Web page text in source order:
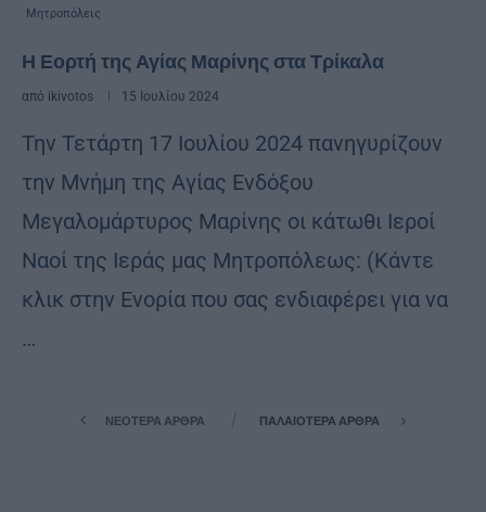
Μητροπόλεις
Η Εορτή της Αγίας Μαρίνης στα Τρίκαλα
από ikivotos 15 Ιουλίου 2024
Την Τετάρτη 17 Ιουλίου 2024 πανηγυρίζουν
την Μνήμη της Αγίας Ενδόξου
Μεγαλομάρτυρος Μαρίνης οι κάτωθι Ιεροί
Ναοί της Ιεράς μας Μητροπόλεως: (Κάντε
κλικ στην Ενορία που σας ενδιαφέρει για να
…
ΝΕΌΤΕΡΑ ΆΡΘΡΑ ΠΑΛΑΙΌΤΕΡΑ ΆΡΘΡΑ